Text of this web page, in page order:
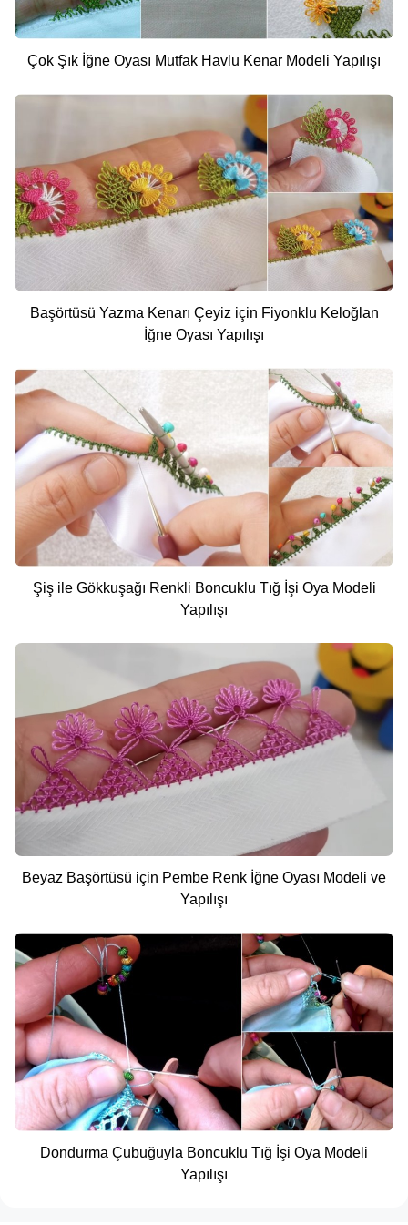
Çok Şık İğne Oyası Mutfak Havlu Kenar Modeli Yapılışı
Başörtüsü Yazma Kenarı Çeyiz için Fiyonklu Keloğlan
İğne Oyası Yapılışı
Şiş ile Gökkuşağı Renkli Boncuklu Tığ İşi Oya Modeli
Yapılışı
Beyaz Başörtüsü için Pembe Renk İğne Oyası Modeli ve
Yapılışı
Dondurma Çubuğuyla Boncuklu Tığ İşi Oya Modeli
Yapılışı